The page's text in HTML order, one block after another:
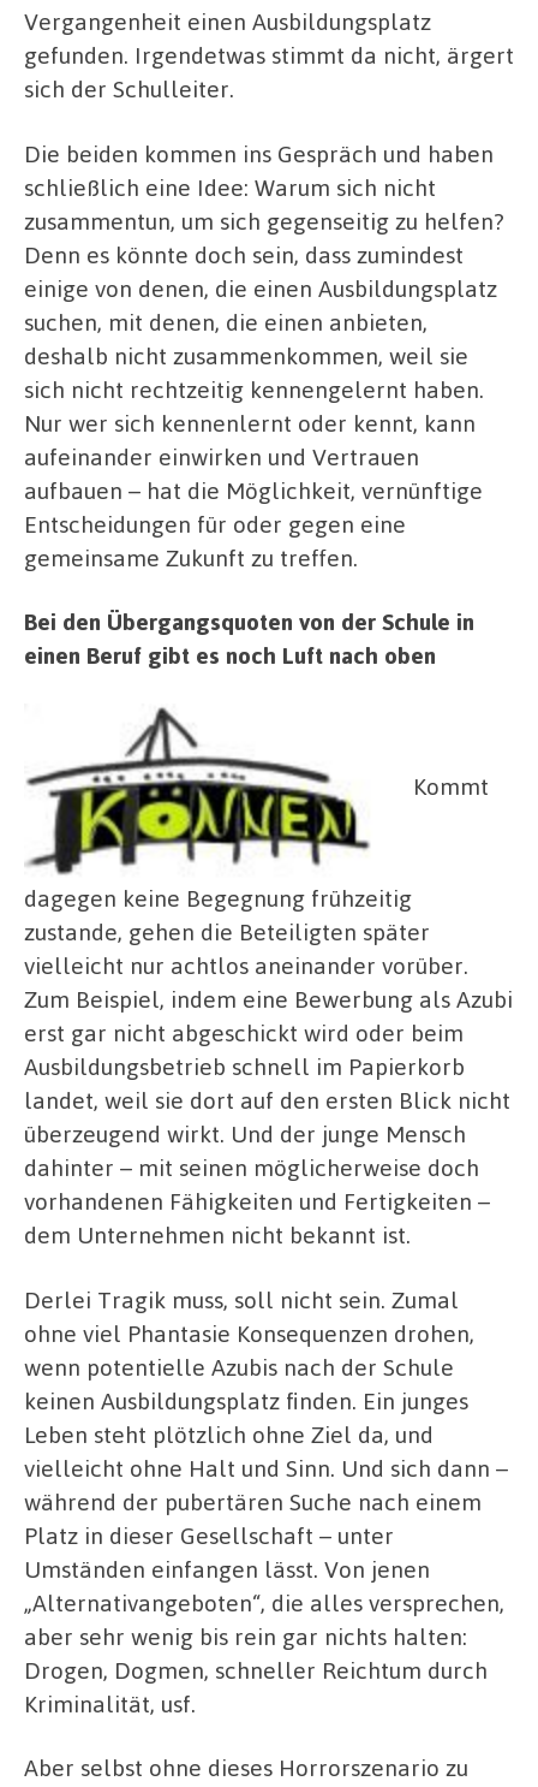
Vergangenheit einen Ausbildungsplatz
gefunden. Irgendetwas stimmt da nicht, ärgert
sich der Schulleiter.
Die beiden kommen ins Gespräch und haben
schließlich eine Idee: Warum sich nicht
zusammentun, um sich gegenseitig zu helfen?
Denn es könnte doch sein, dass zumindest
einige von denen, die einen Ausbildungsplatz
suchen, mit denen, die einen anbieten,
deshalb nicht zusammenkommen, weil sie
sich nicht rechtzeitig kennengelernt haben.
Nur wer sich kennenlernt oder kennt, kann
aufeinander einwirken und Vertrauen
aufbauen – hat die Möglichkeit, vernünftige
Entscheidungen für oder gegen eine
gemeinsame Zukunft zu treffen.
Bei den Übergangsquoten von der Schule in
einen Beruf gibt es noch Luft nach oben
Kommt
dagegen keine Begegnung frühzeitig
zustande, gehen die Beteiligten später
vielleicht nur achtlos aneinander vorüber.
Zum Beispiel, indem eine Bewerbung als Azubi
erst gar nicht abgeschickt wird oder beim
Ausbildungsbetrieb schnell im Papierkorb
landet, weil sie dort auf den ersten Blick nicht
überzeugend wirkt. Und der junge Mensch
dahinter – mit seinen möglicherweise doch
vorhandenen Fähigkeiten und Fertigkeiten –
dem Unternehmen nicht bekannt ist.
Derlei Tragik muss, soll nicht sein. Zumal
ohne viel Phantasie Konsequenzen drohen,
wenn potentielle Azubis nach der Schule
keinen Ausbildungsplatz finden. Ein junges
Leben steht plötzlich ohne Ziel da, und
vielleicht ohne Halt und Sinn. Und sich dann –
während der pubertären Suche nach einem
Platz in dieser Gesellschaft – unter
Umständen einfangen lässt. Von jenen
„Alternativangeboten“, die alles versprechen,
aber sehr wenig bis rein gar nichts halten:
Drogen, Dogmen, schneller Reichtum durch
Kriminalität, usf.
Aber selbst ohne dieses Horrorszenario zu